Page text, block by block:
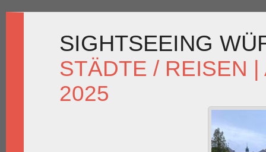
SIGHTSEEING
STÄDTE / REISEN
2025